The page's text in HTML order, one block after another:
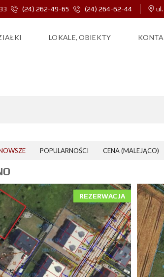
(24) 262-49-65 (24) 264-62-44
LOKALE, OBIEKTY
POPULARNOŚCI CENA (MALEJĄCO)
REZERWACJA